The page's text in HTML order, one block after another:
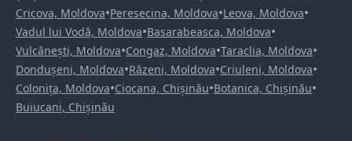
Cricova, Moldova•Peresecina, Moldova•Leova, Moldova•
Vadul lui Vodă, Moldova•Basarabeasca, Moldova•
Vulcănești, Moldova•Congaz, Moldova•Taraclia, Moldova•
Dondușeni, Moldova•Răzeni, Moldova•Criuleni, Moldova•
Colonița, Moldova•Ciocana, Chișinău•Botanica, Chișinău•
Buiucani, Chișinău